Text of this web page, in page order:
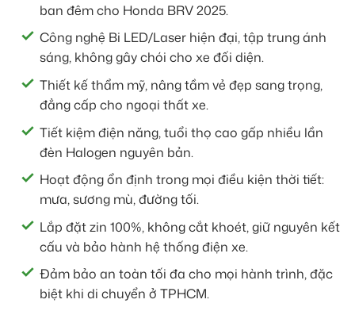
ban đêm cho Honda BRV 2025.
Công nghệ Bi LED/Laser hiện đại, tập trung ánh
sáng, không gây chói cho xe đối diện.
Thiết kế thẩm mỹ, nâng tầm vẻ đẹp sang trọng,
đẳng cấp cho ngoại thất xe.
Tiết kiệm điện năng, tuổi thọ cao gấp nhiều lần
đèn Halogen nguyên bản.
Hoạt động ổn định trong mọi điều kiện thời tiết:
mưa, sương mù, đường tối.
Lắp đặt zin 100%, không cắt khoét, giữ nguyên kết
cấu và bảo hành hệ thống điện xe.
Đảm bảo an toàn tối đa cho mọi hành trình, đặc
biệt khi di chuyển ở TPHCM.